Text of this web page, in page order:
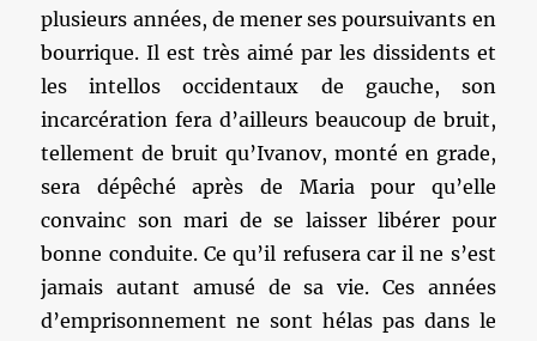
plusieurs années, de mener ses poursuivants en
bourrique. Il est très aimé par les dissidents et
les intellos occidentaux de gauche, son
incarcération fera d’ailleurs beaucoup de bruit,
tellement de bruit qu’Ivanov, monté en grade,
sera dépêché après de Maria pour qu’elle
convainc son mari de se laisser libérer pour
bonne conduite. Ce qu’il refusera car il ne s’est
jamais autant amusé de sa vie. Ces années
d’emprisonnement ne sont hélas pas dans le